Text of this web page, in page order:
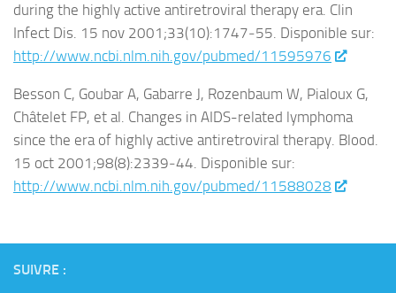
during the highly active antiretroviral therapy era. Clin
Infect Dis. 15 nov 2001;33(10):1747‑55. Disponible sur:
http://www.ncbi.nlm.nih.gov/pubmed/11595976
Besson C, Goubar A, Gabarre J, Rozenbaum W, Pialoux G,
Châtelet FP, et al. Changes in AIDS-related lymphoma
since the era of highly active antiretroviral therapy. Blood.
15 oct 2001;98(8):2339‑44. Disponible sur:
http://www.ncbi.nlm.nih.gov/pubmed/11588028
SUIVRE :